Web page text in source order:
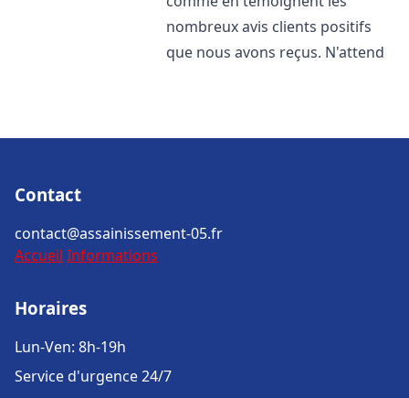
nombreux avis clients positifs
que nous avons reçus. N'attend
Contact
contact@assainissement-05.fr
Accueil Informations
Horaires
Lun-Ven: 8h-19h
Service d'urgence 24/7